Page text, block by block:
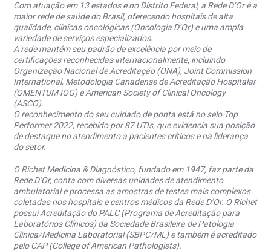
Com atuação em 13 estados e no Distrito Federal, a Rede D’Or é a
maior rede de saúde do Brasil, oferecendo hospitais de alta
qualidade, clínicas oncológicas (Oncologia D’Or) e uma ampla
variedade de serviços especializados.
A rede mantém seu padrão de excelência por meio de
certificações reconhecidas internacionalmente, incluindo
Organização Nacional de Acreditação (ONA), Joint Commission
International, Metodologia Canadense de Acreditação Hospitalar
(QMENTUM IQG) e American Society of Clinical Oncology
(ASCO).
O reconhecimento do seu cuidado de ponta está no selo Top
Performer 2022, recebido por 87 UTIs, que evidencia sua posição
de destaque no atendimento a pacientes críticos e na liderança
do setor.
O Richet Medicina & Diagnóstico, fundado em 1947, faz parte da
Rede D’Or, conta com diversas unidades de atendimento
ambulatorial e processa as amostras de testes mais complexos
coletadas nos hospitais e centros médicos da Rede D’Or. O Richet
possui Acreditação do PALC (Programa de Acreditação para
Laboratórios Clínicos) da Sociedade Brasileira de Patologia
Clínica/Medicina Laboratorial (SBPC/ML) e também é acreditado
pelo CAP (College of American Pathologists).